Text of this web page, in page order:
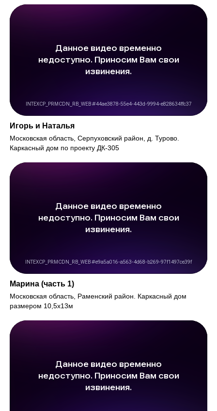
Игорь и Наталья
Московская область, Серпуховский район, д. Турово.
Каркасный дом по проекту ДК-305
Марина (часть 1)
Московская область, Раменский район. Каркасный дом
размером 10,5х13м